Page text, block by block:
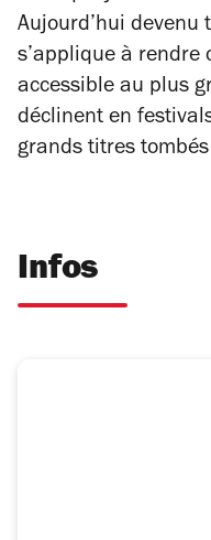
Aujourd’hui devenu
s’applique à rendre
accessible au plus
déclinent en
grands titres
Infos